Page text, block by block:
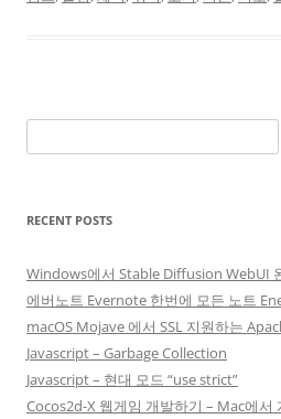
for:
RECENT POSTS
Windows에서 Stable Diffusion WebUI
에버노트 Evernote 한번에 모든 노트
macOS Mojave 에서 SSL 지원하는
Javascript – Garbage Collection
Javascript – 현대 모드 “use strict”
Cocos2d-X 웹게임 개발하기 – Mac에서